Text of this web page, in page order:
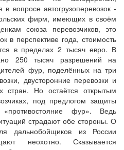
в вопросе автогрузоперевозок -
фирм, имеющих в своём
союза перевозчиков, это
в перспективе года, стоимость
в пределах 2 тысяч евро. В
250 тысяч разрешений на
фур, поделённых на три
двусторонние перевозки и
стран. Но остаётся открытым
под предлогом защиты
фур». Ведь
страдают обе стороны. О
дальнобойщиков из России
неохотно. Сказывается